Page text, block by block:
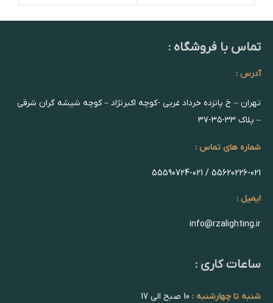
تماس با فروشگاه :
آدرس :
تهران – خ پانزده خرداد غربی -کوچه اکبرنژاد – کوچه شیشه گران شرقی
– پلاک ۳۳-۳۵-۳۷
شماره های تماس :
55620226-021 / 55590724-021
ایمیل :
info@rzalighting.ir
ساعات کاری :
شنبه تا چهارشنبه :